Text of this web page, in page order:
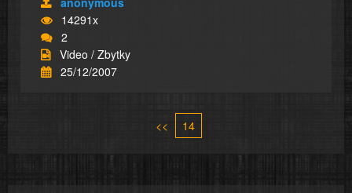
14291x
2
Video / Zbytky
25/12/2007
<< 14